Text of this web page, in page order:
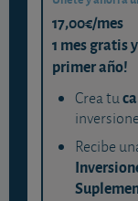
17,00€/mes
1 mes gratis
primer año!
Crea tu
Recibe